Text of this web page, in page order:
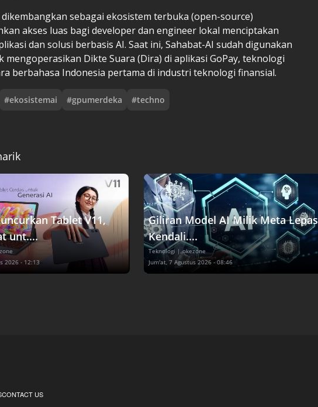
sebagai ekosistem terbuka (open-source)
akses luas bagi developer dan engineer lokal menciptakan
dan solusi berbasis AI. Saat ini, Sahabat-AI sudah digunakan
mengoperasikan Dikte Suara (Dira) di aplikasi GoPay, teknologi
berbahasa Indonesia pertama di industri teknologi finansial.
#ekosistemai #gpumerdeka #techno
Tablet V11,
unt....
2026 - 12:13
Giliran Model AI Milik Meta Lepas
Kendali....
Teknologi | okezone
Jum'at, 7 Agustus 2026 - 08:46
CONTACT US